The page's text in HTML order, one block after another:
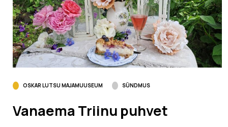
OSKAR LUTSU MAJAMUUSEUM SÜNDMUS
Vanaema Triinu puhvet